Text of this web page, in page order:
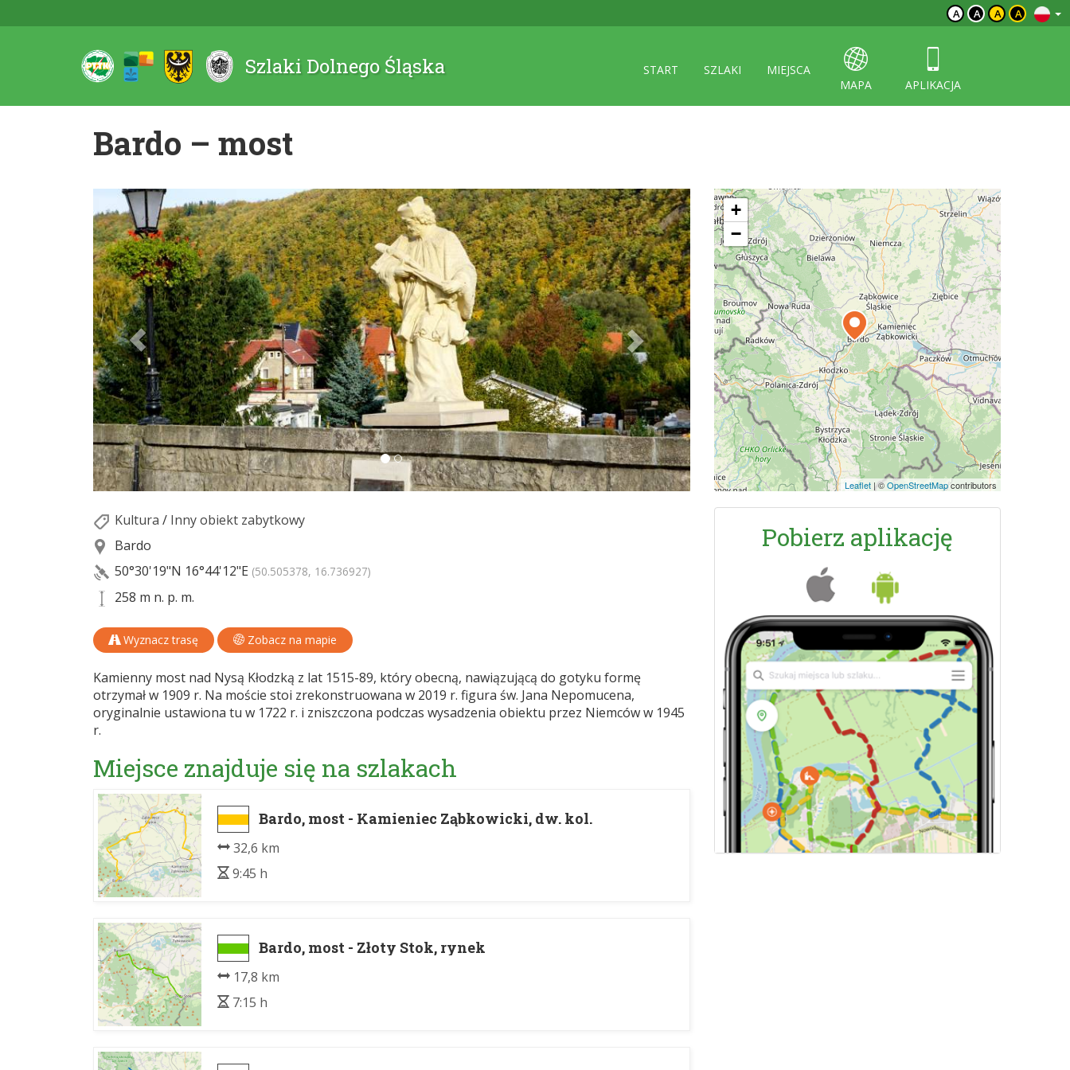
A A A A
Szlaki Dolnego Śląska START SZLAKI
MIEJSCA
MAPA
APLIKACJA
Bardo – most
Kultura / Inny obiekt zabytkowy
Bardo
50°30'19"N 16°44'12"E (50.505378, 16.736927)
258 m n. p. m.
Wyznacz trasę Zobacz na mapie
Kamienny most nad Nysą Kłodzką z lat 1515-89, który obecną, nawiązującą do gotyku formę
otrzymał w 1909 r. Na moście stoi zrekonstruowana w 2019 r. figura św. Jana Nepomucena,
oryginalnie ustawiona tu w 1722 r. i zniszczona podczas wysadzenia obiektu przez Niemców w 1945
r.
Miejsce znajduje się na szlakach
Bardo, most - Kamieniec Ząbkowicki, dw. kol.
32,6 km
9:45 h
Bardo, most - Złoty Stok, rynek
17,8 km
7:15 h
+
−
Leaflet |©OpenStreetMapcontributors
Pobierz aplikację